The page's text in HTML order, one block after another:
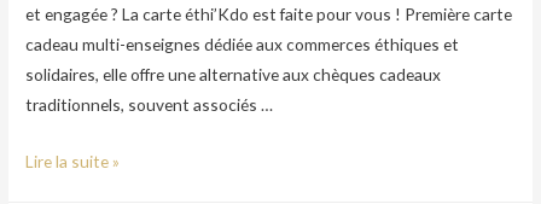
et engagée ? La carte éthi’Kdo est faite pour vous ! Première carte
cadeau multi-enseignes dédiée aux commerces éthiques et
solidaires, elle offre une alternative aux chèques cadeaux
traditionnels, souvent associés …
Lire la suite »